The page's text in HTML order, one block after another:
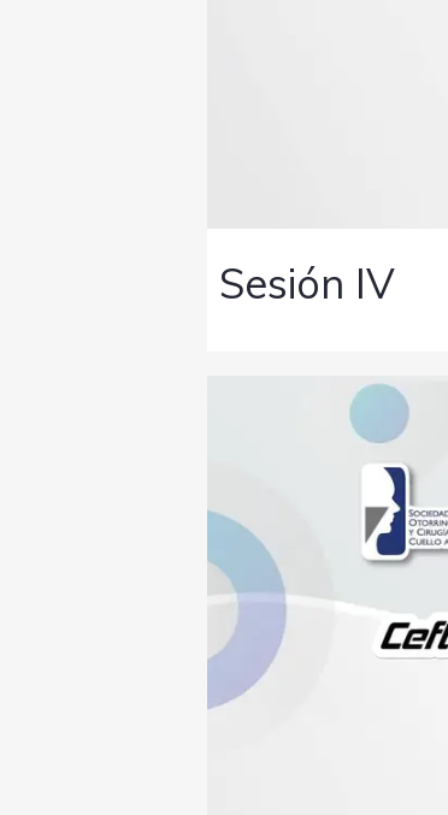
Sesión IV